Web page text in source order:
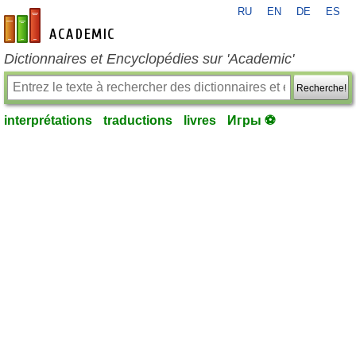
fr-academic.com
RU EN DE ES
Dictionnaires et Encyclopédies sur 'Academic'
Recherche!
interprétations traductions livres Игры ⚽